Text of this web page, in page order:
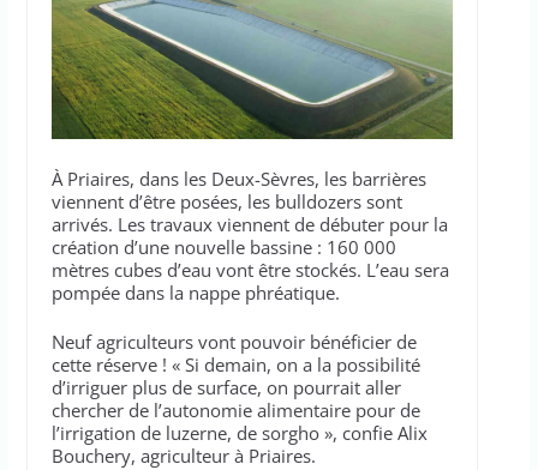
À Priaires, dans les Deux-Sèvres, les barrières
viennent d’être posées, les bulldozers sont
arrivés. Les travaux viennent de débuter pour la
création d’une nouvelle bassine : 160 000
mètres cubes d’eau vont être stockés. L’eau sera
pompée dans la nappe phréatique.
Neuf agriculteurs vont pouvoir bénéficier de
cette réserve ! « Si demain, on a la possibilité
d’irriguer plus de surface, on pourrait aller
chercher de l’autonomie alimentaire pour de
l’irrigation de luzerne, de sorgho », confie Alix
Bouchery, agriculteur à Priaires.